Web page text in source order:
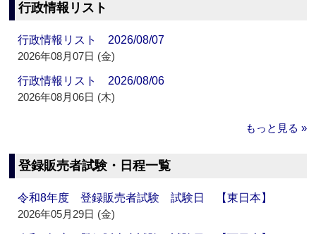
行政情報リスト
行政情報リスト 2026/08/07
2026年08月07日 (金)
行政情報リスト 2026/08/06
2026年08月06日 (木)
もっと見る »
登録販売者試験・日程一覧
令和8年度 登録販売者試験 試験日 【東日本】
2026年05月29日 (金)